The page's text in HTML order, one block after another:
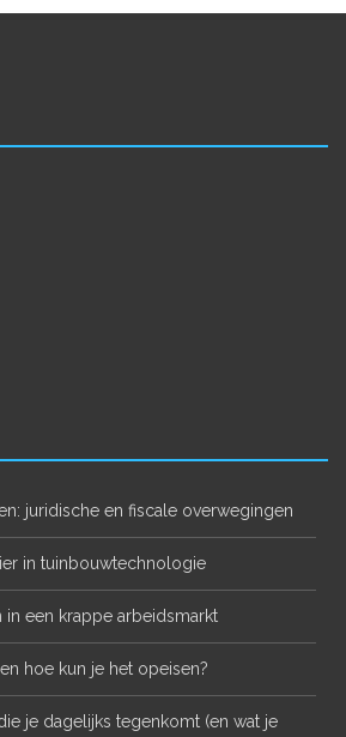
juridische en fiscale overwegingen
in tuinbouwtechnologie
in een krappe arbeidsmarkt
hoe kun je het opeisen?
je dagelijks tegenkomt (en wat je